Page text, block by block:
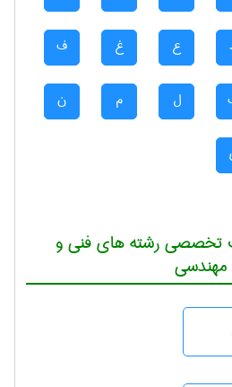
ع غ ف
ل م ن
تخصصی رشته های فنی و
مهندسی